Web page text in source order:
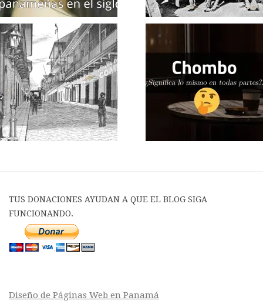
TUS DONACIONES AYUDAN A QUE EL BLOG SIGA
FUNCIONANDO.
Diseño de Páginas Web en Panamá